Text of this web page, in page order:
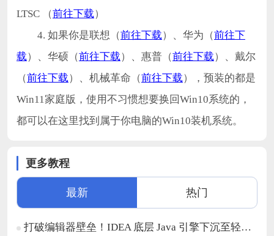
LTSC （前往下载）
4. 如果你是联想（前往下载）、华为（前往下
载）、华硕（前往下载）、惠普（前往下载）、戴尔
（前往下载）、机械革命（前往下载），预装的都是
Win11家庭版，使用不习惯想要换回Win10系统的，
都可以在这里找到属于你电脑的Win10装机系统。
更多教程
最新 热门
打破编辑器壁垒！IDEA 底层 Java 引擎下沉至轻量化代码编辑器